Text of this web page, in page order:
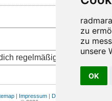
OK
regelmäßig über die
| Impressum | Datenschutz